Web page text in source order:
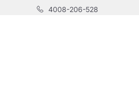
4008-206-528